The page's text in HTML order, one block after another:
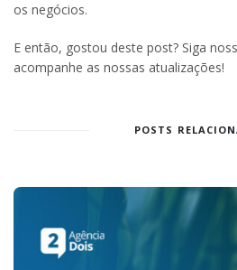
os negócios.
E então, gostou deste post? Siga
acompanhe as nossas atualizações!
POSTS